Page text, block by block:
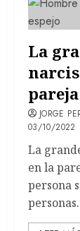
La
pareja
JORGE
03/10/2022
La
en la
persona